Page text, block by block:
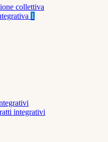
collettiva
1
integrativi